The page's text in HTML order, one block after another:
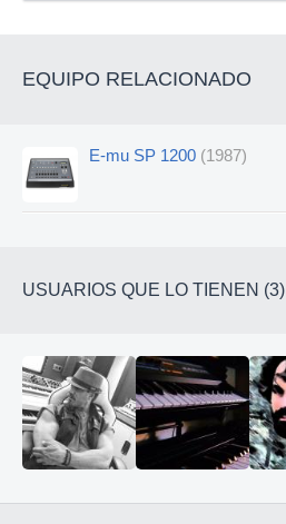
EQUIPO RELACIONADO
E-mu SP 1200 (1987)
USUARIOS QUE LO TIENEN (3)